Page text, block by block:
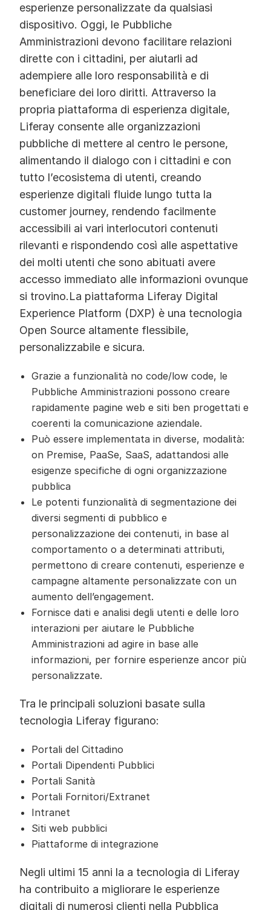
esperienze personalizzate da qualsiasi
dispositivo. Oggi, le Pubbliche
Amministrazioni devono facilitare relazioni
dirette con i cittadini, per aiutarli ad
adempiere alle loro responsabilità e di
beneficiare dei loro diritti. Attraverso la
propria piattaforma di esperienza digitale,
Liferay consente alle organizzazioni
pubbliche di mettere al centro le persone,
alimentando il dialogo con i cittadini e con
tutto l’ecosistema di utenti, creando
esperienze digitali fluide lungo tutta la
customer journey, rendendo facilmente
accessibili ai vari interlocutori contenuti
rilevanti e rispondendo così alle aspettative
dei molti utenti che sono abituati avere
accesso immediato alle informazioni ovunque
si trovino.La piattaforma Liferay Digital
Experience Platform (DXP) è una tecnologia
Open Source altamente flessibile,
personalizzabile e sicura.
Grazie a funzionalità no code/low code, le
Pubbliche Amministrazioni possono creare
rapidamente pagine web e siti ben progettati e
coerenti la comunicazione aziendale.
Può essere implementata in diverse, modalità:
on Premise, PaaSe, SaaS, adattandosi alle
esigenze specifiche di ogni organizzazione
pubblica
Le potenti funzionalità di segmentazione dei
diversi segmenti di pubblico e
personalizzazione dei contenuti, in base al
comportamento o a determinati attributi,
permettono di creare contenuti, esperienze e
campagne altamente personalizzate con un
aumento dell’engagement.
Fornisce dati e analisi degli utenti e delle loro
interazioni per aiutare le Pubbliche
Amministrazioni ad agire in base alle
informazioni, per fornire esperienze ancor più
personalizzate.
Tra le principali soluzioni basate sulla
tecnologia Liferay figurano:
Portali del Cittadino
Portali Dipendenti Pubblici
Portali Sanità
Portali Fornitori/Extranet
Intranet
Siti web pubblici
Piattaforme di integrazione
Negli ultimi 15 anni la a tecnologia di Liferay
ha contribuito a migliorare le esperienze
digitali di numerosi clienti nella Pubblica